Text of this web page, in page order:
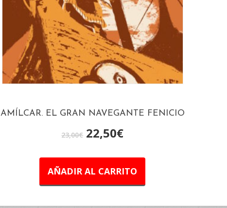
AMÍLCAR. EL GRAN NAVEGANTE FENICIO
23,00€ 22,50€
AÑADIR AL CARRITO